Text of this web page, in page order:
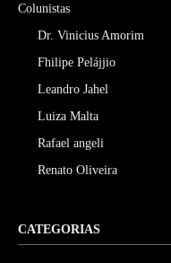
Colunistas
Dr. Vinicius Amorim
Fhilipe Pelájjio
Leandro Jahel
Luiza Malta
Rafael angeli
Renato Oliveira
CATEGORIAS